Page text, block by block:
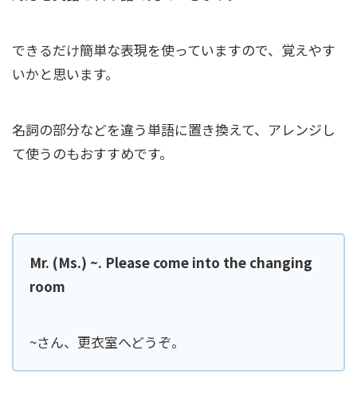
できるだけ簡単な表現を使っていますので、覚えやす
いかと思います。
名詞の部分などを違う単語に置き換えて、アレンジし
て使うのもおすすめです。
Mr. (Ms.) ~. Please come into the changing
room
~さん、更衣室へどうぞ。